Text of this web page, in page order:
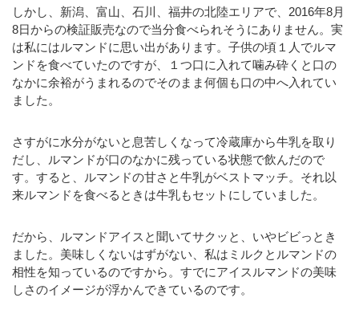
しかし、新潟、富山、石川、福井の北陸エリアで、2016年8月
8日からの検証販売なので当分食べられそうにありません。実
は私にはルマンドに思い出があります。子供の頃１人でルマ
ンドを食べていたのですが、１つ口に入れて噛み砕くと口の
なかに余裕がうまれるのでそのまま何個も口の中へ入れてい
ました。
さすがに水分がないと息苦しくなって冷蔵庫から牛乳を取り
だし、ルマンドが口のなかに残っている状態で飲んだので
す。すると、ルマンドの甘さと牛乳がベストマッチ。それ以
来ルマンドを食べるときは牛乳もセットにしていました。
だから、ルマンドアイスと聞いてサクッと、いやビビっとき
ました。美味しくないはずがない、私はミルクとルマンドの
相性を知っているのですから。すでにアイスルマンドの美味
しさのイメージが浮かんできているのです。